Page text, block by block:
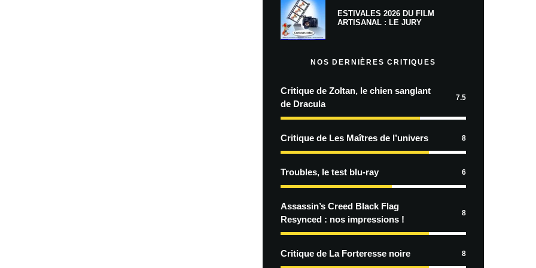
ESTIVALES 2026 DU FILM
ARTISANAL : LE JURY
NOS DERNIÈRES CRITIQUES
Critique de Zoltan, le chien sanglant
de Dracula
7.5
Critique de Les Maîtres de l’univers 8
Troubles, le test blu-ray 6
Assassin’s Creed Black Flag
Resynced : nos impressions !
8
Critique de La Forteresse noire 8